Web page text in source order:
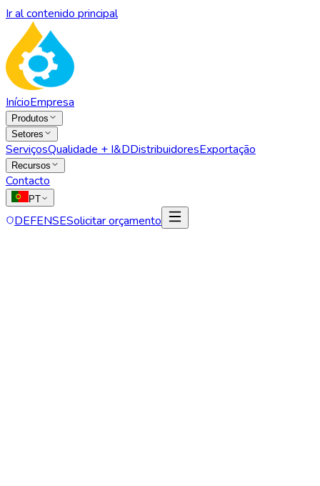
Ir al contenido principal
InícioEmpresa
Produtos
Setores
ServiçosQualidade + I&DDistribuidoresExportação
Recursos
Contacto
PT
DEFENSESolicitar orçamento